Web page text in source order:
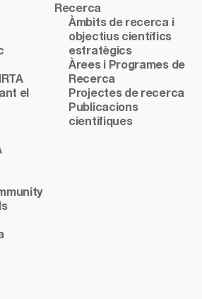
el
Recerca
Àmbits de recerca i
objectius científics
estratègics
Àrees i Programes de
Recerca
Projectes de recerca
Publicacions
científiques